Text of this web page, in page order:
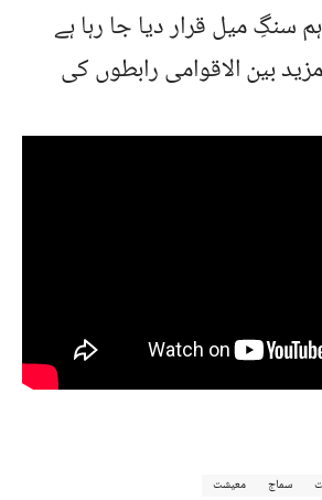
سنگِ میل قرار دیا جا رہا ہے
بین الاقوامی رابطوں کی
سماج معیشت